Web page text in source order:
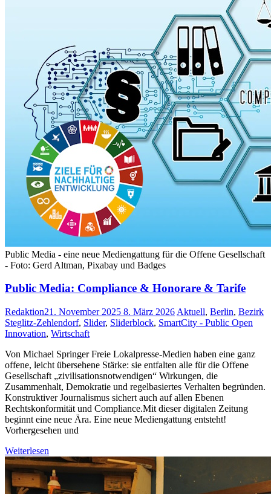
Public Media - eine neue Mediengattung für die Offene Gesellschaft
- Foto: Gerd Altman, Pixabay und Badges
Public Media: Compliance & Honorare & Tarife
Redaktion21. November 2025 8. März 2026 Aktuell, Berlin, Bezirk
Steglitz-Zehlendorf, Slider, Sliderblock, SmartCity - Public Open
Innovation, Wirtschaft
Von Michael Springer Freie Lokalpresse-Medien haben eine ganz
offene, leicht übersehene Stärke: sie entfalten alle für die Offene
Gesellschaft „zivilisationsnotwendigen“ Wirkungen, die
Zusammenhalt, Demokratie und regelbasiertes Verhalten begründen.
Konstruktiver Journalismus sichert auch auf allen Ebenen
Rechtskonformität und Compliance.Mit dieser digitalen Zeitung
beginnt eine neue Ära. Eine neue Mediengattung entsteht!
Vorhergesehen und
Weiterlesen